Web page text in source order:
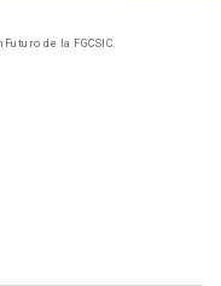
de la FGCSIC.